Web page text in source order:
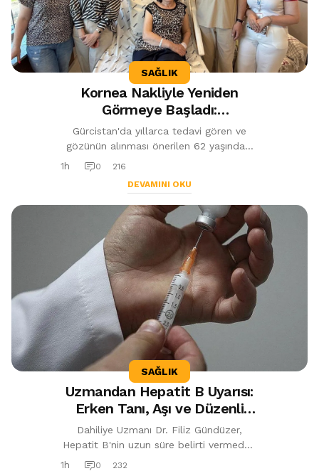
SAĞLIK
Kornea Nakliyle Yeniden
Görmeye Başladı:
"Torunlarımı Daha Net
Görebileceğim"
Gürcistan'da yıllarca tedavi gören ve
gözünün alınması önerilen 62 yaşındaki
hasta, Trabzon'da gerçekleştirilen kornea
1h 0
216
DEVAMINI OKU
SAĞLIK
Uzmandan Hepatit B Uyarısı:
Erken Tanı, Aşı ve Düzenli
Takip Hayat Kurtarıyor
Dahiliye Uzmanı Dr. Filiz Gündüzer,
Hepatit B'nin uzun süre belirti vermeden
ilerleyebileceğini belirterek erken tanı,
1h 0
232